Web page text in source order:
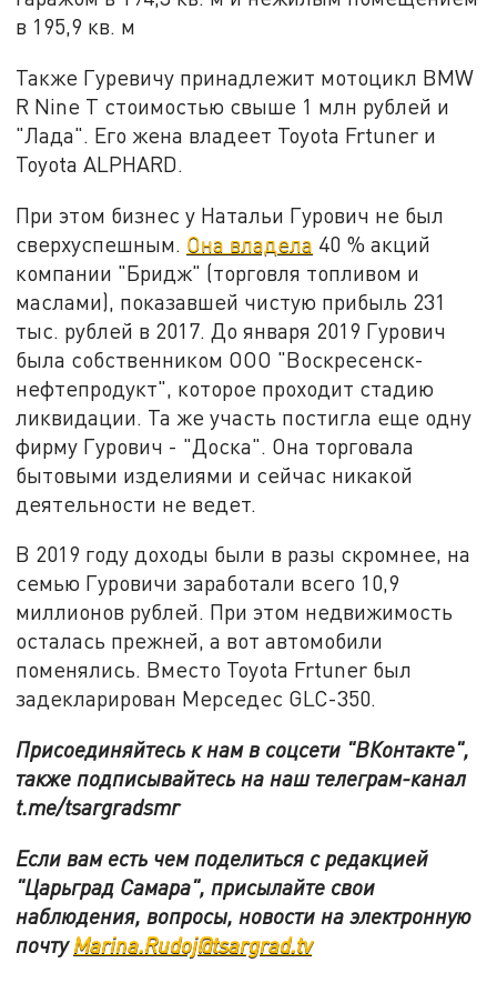
в 195,9 кв. м
Также Гуревичу принадлежит мотоцикл BMW
R Nine T стоимостью свыше 1 млн рублей и
"Лада". Его жена владеет Toyota Frtuner и
Toyota ALPHARD.
При этом бизнес у Натальи Гурович не был
сверхуспешным. Она владела 40 % акций
компании "Бридж" (торговля топливом и
маслами), показавшей чистую прибыль 231
тыс. рублей в 2017. До января 2019 Гурович
была собственником ООО "Воскресенск-
нефтепродукт", которое проходит стадию
ликвидации. Та же участь постигла еще одну
фирму Гурович - "Доска". Она торговала
бытовыми изделиями и сейчас никакой
деятельности не ведет.
В 2019 году доходы были в разы скромнее, на
семью Гуровичи заработали всего 10,9
миллионов рублей. При этом недвижимость
осталась прежней, а вот автомобили
поменялись. Вместо Toyota Frtuner был
задекларирован Мерседес GLC-350.
Присоединяйтесь к нам в соцсети "ВКонтакте",
также подписывайтесь на наш телеграм-канал
t.me/tsargradsmr
Если вам есть чем поделиться с редакцией
"Царьград Самара", присылайте свои
наблюдения, вопросы, новости на электронную
почтуMarina.Rudoj@tsargrad.tv